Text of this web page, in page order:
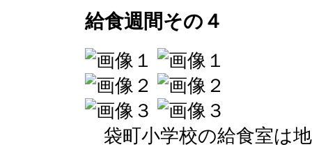
給食週間その４
袋町小学校の給食室は